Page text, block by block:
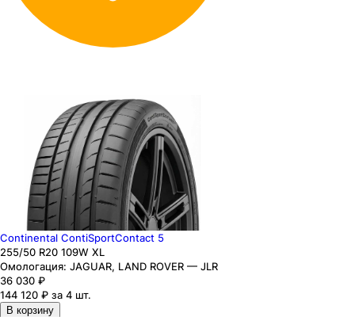
Continental ContiSportContact 5
255/50 R20 109W XL
Омологация: JAGUAR, LAND ROVER — JLR
36 030 ₽
144 120 ₽ за 4 шт.
В корзину